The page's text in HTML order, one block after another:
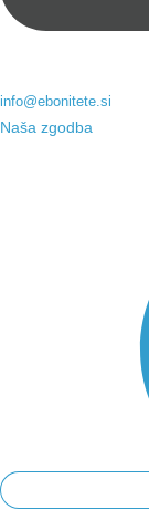
info@ebonitete.si
Naša zgodba